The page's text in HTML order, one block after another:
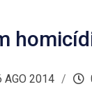
AGO 2014